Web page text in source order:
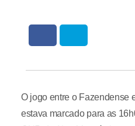
O jogo entre o Fazendense
estava marcado para as